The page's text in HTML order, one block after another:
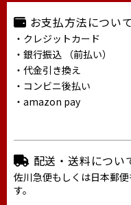
お支払方法について
・クレジットカード
・銀行振込 （前払い）
・代金引き換え
・コンビニ後払い
・amazon pay
配送・送料につい
佐川急便もしくは日本郵
す。